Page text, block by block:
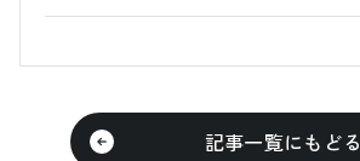
記事一覧にもどる